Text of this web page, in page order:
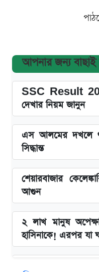
আপনার জন্য
SSC Result
দেখার নিয়ম জানুন
এস আলমের দখলে
সিদ্ধান্ত
শেয়ারবাজার
আগুন
২ লাখ মানুষ
হাসিনাকে! এরপর যা